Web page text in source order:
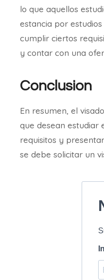
lo que aquellos
estancia por
cumplir ciertos
y contar con una
Conclusion
En resumen, el
que desean estudiar
requisitos y
se debe solicitar un